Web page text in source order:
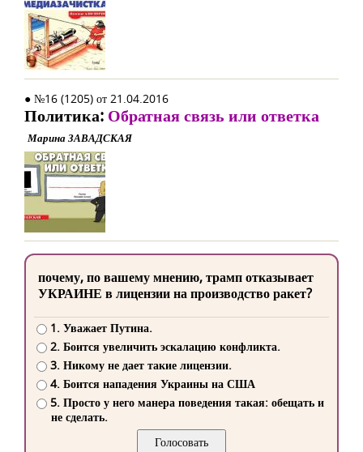
● №16 (1205) от 21.04.2016
Политика: Обратная связь или ответка
Марина ЗАВАДСКАЯ
почему, по вашему мнению, трамп отказывает
УКРАИНЕ в лицензии на производство ракет?
1. Уважает Путина.
2. Боится увеличить эскалацию конфликта.
3. Никому не дает такие лицензии.
4. Боится нападения Украины на США
5. Просто у него манера поведения такая: обещать и
не сделать.